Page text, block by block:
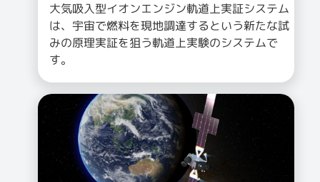
大気吸入型イオンエンジン軌道上実証システム
は、宇宙で燃料を現地調達するという新たな試
みの原理実証を狙う軌道上実験のシステムで
す。